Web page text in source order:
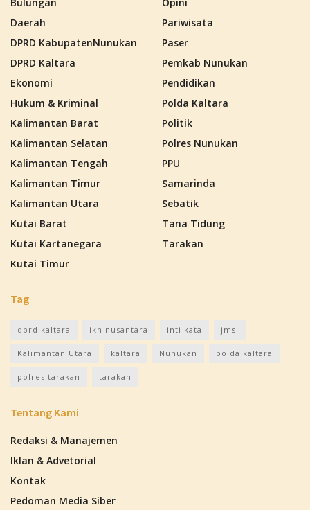
Daerah
DPRD KabupatenNunukan
DPRD Kaltara
Ekonomi
Hukum & Kriminal
Kalimantan Barat
Kalimantan Selatan
Kalimantan Tengah
Kalimantan Timur
Kalimantan Utara
Kutai Barat
Kutai Kartanegara
Kutai Timur
Pariwisata
Paser
Pemkab Nunukan
Pendidikan
Polda Kaltara
Politik
Polres Nunukan
PPU
Samarinda
Sebatik
Tana Tidung
Tarakan
Tag
dprd kaltara ikn nusantara inti kata jmsi
Kalimantan Utara kaltara Nunukan polda kaltara
polres tarakan tarakan
Tentang Kami
Redaksi & Manajemen
Iklan & Advetorial
Kontak
Pedoman Media Siber